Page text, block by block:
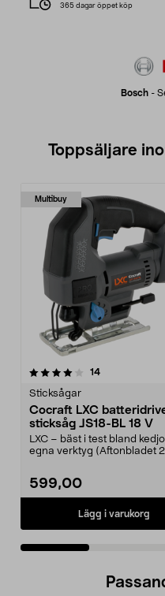
Bosch -
365 dagar öppet köp
Toppsäljare
Multibuy
14recensioner
Sticksågar
Cocraft LXC
sticksåg JS18-BL 18 V
LXC – bäst i test bland
egna verktyg (Aftonbladet
599,00
Lägg i varukorg
5.0 av 5 stjärnor